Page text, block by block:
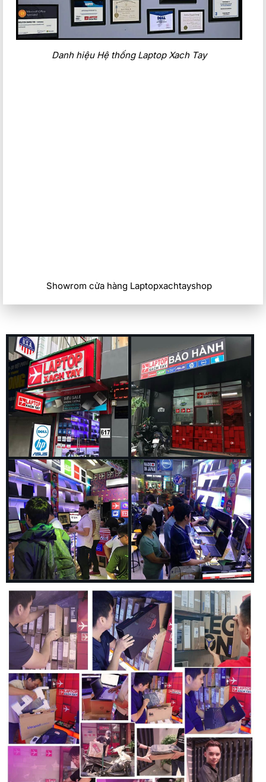
Cổng kết nối
Cân nặng
Với trọng lượng chỉ khoảng 1.48kg, Elitebook 840 G6 là một
trong những chiếc laptop di động nhẹ nhất trong phân khúc
của mình. Điều này làm cho nó trở thành một lựa chọn lý
tưởng cho những người thường xuyên di chuyển hoặc làm
việc trên đường.Mặc dù có kích thước nhỏ gọn, nhưng
Elitebook 840 G6 vẫn giữ được sự chắc chắn và độ bền cao
nhờ vào vật liệu xây dựng chất lượng và thiết kế cẩn thận
của HP.
Kết luận
Trên tất cả, Laptop HP Elitebook 840 G6 là một sự lựa chọn
xuất sắc cho những người đang tìm kiếm một chiếc laptop
cao cấp với hiệu suất ổn định, cổng kết nối đa dạng và tính
di động cao. Mặc dù không phải là một lựa chọn tốt cho các
tác vụ đòi hỏi đồ họa cao, nhưng đối với văn phòng và công
việc đa phương tiện thông thường, nó hoàn toàn đáng đồng
tiền.
Danh hiệu Hệ thống Laptop Xach Tay
Showrom cửa hàng Laptopxachtayshop